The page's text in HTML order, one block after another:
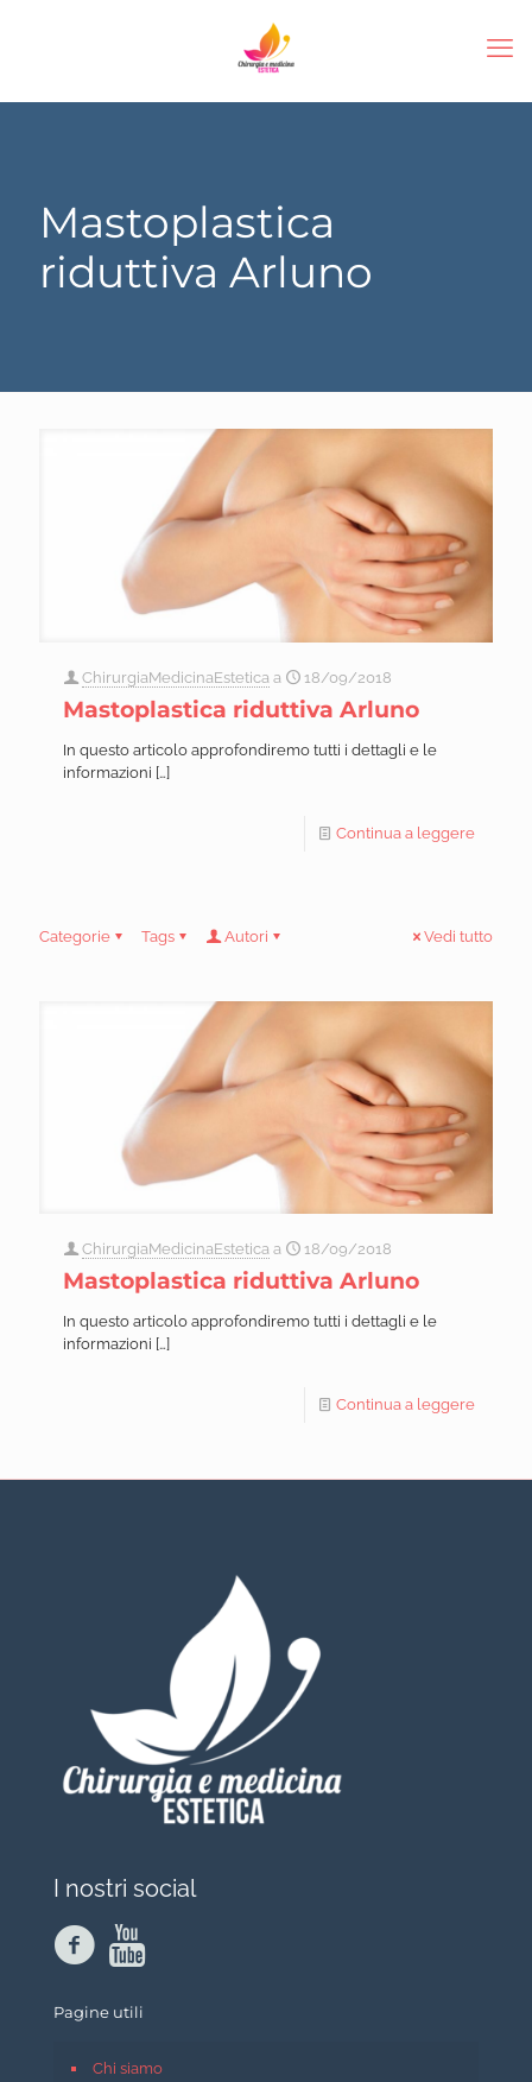
Mastoplastica
riduttiva Arluno
ChirurgiaMedicinaEstetica a 18/09/2018
Mastoplastica riduttiva Arluno
In questo articolo approfondiremo tutti i dettagli e le
informazioni […]
Continua a leggere
Categorie Tags Autori Vedi tutto
ChirurgiaMedicinaEstetica a 18/09/2018
Mastoplastica riduttiva Arluno
In questo articolo approfondiremo tutti i dettagli e le
informazioni […]
Continua a leggere
I nostri social
Pagine utili
Chi siamo